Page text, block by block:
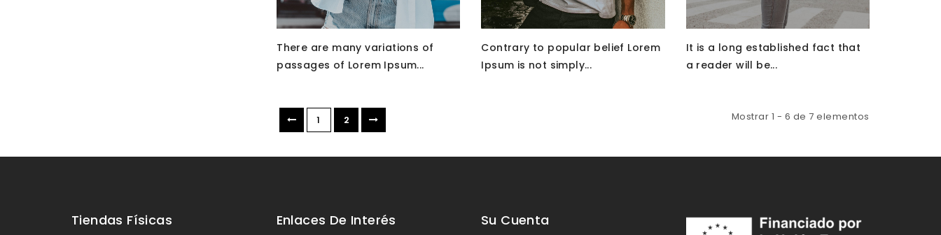
There are many variations of
passages of Lorem Ipsum...
Contrary to popular belief Lorem
Ipsum is not simply...
It is a long established fact that
a reader will be...
1 2 Mostrar 1 - 6 de 7 elementos
Tiendas Físicas Enlaces De Interés Su Cuenta